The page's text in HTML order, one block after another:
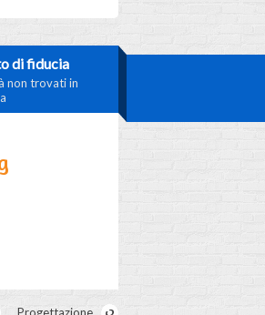
di fiducia
non trovati in